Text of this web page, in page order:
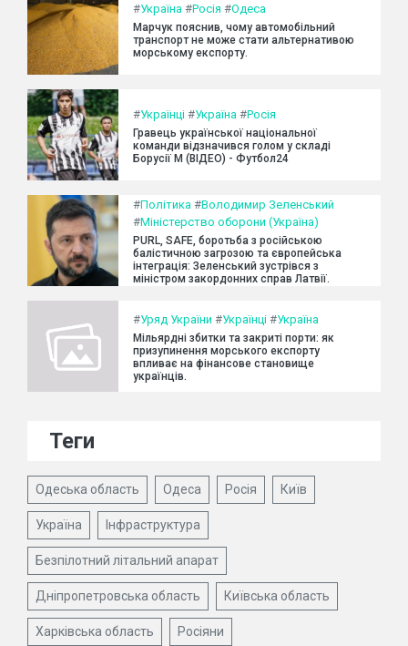
#Україна #Росія #Одеса
Марчук пояснив, чому автомобільний
транспорт не може стати альтернативою
морському експорту.
#Українці #Україна #Росія
Гравець української національної
команди відзначився голом у складі
Борусії М (ВІДЕО) - Футбол24
#Політика #Володимир Зеленський
#Міністерство оборони (Україна)
PURL, SAFE, боротьба з російською
балістичною загрозою та європейська
інтеграція: Зеленський зустрівся з
міністром закордонних справ Латвії.
#Уряд України #Українці #Україна
Мільярдні збитки та закриті порти: як
призупинення морського експорту
впливає на фінансове становище
українців.
Теги
Одеська область Одеса Росія Київ
Україна Інфраструктура
Безпілотний літальний апарат
Дніпропетровська область Київська область
Харківська область Росіяни